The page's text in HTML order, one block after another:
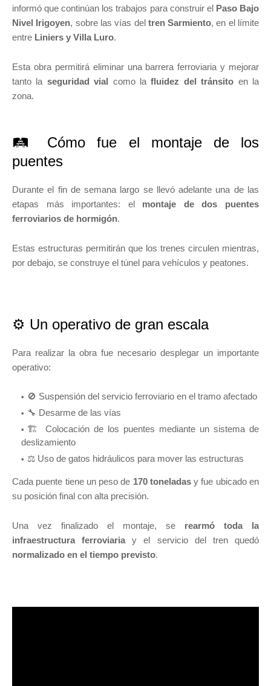
informó que continúan los trabajos para construir el Paso Bajo
Nivel Irigoyen, sobre las vías del tren Sarmiento, en el límite
entre Liniers y Villa Luro.
Esta obra permitirá eliminar una barrera ferroviaria y mejorar
tanto la seguridad vial como lafluidez del tránsito en la
zona.
🛤️ Cómo fue el montaje de los
puentes
Durante el fin de semana largo se llevó adelante una de las
etapas más importantes: el montaje de dos puentes
ferroviarios de hormigón.
Estas estructuras permitirán que los trenes circulen mientras,
por debajo, se construye el túnel para vehículos y peatones.
⚙️ Un operativo de gran escala
Para realizar la obra fue necesario desplegar un importante
operativo:
🚫 Suspensión del servicio ferroviario en el tramo afectado
🔧 Desarme de las vías
🏗️ Colocación de los puentes mediante un sistema de
deslizamiento
⚖️ Uso de gatos hidráulicos para mover las estructuras
Cada puente tiene un peso de 170 toneladasy fue ubicado en
su posición final con alta precisión.
Una vez finalizado el montaje, se rearmó toda la
infraestructura ferroviaria y el servicio del tren quedó
normalizado en el tiempo previsto.